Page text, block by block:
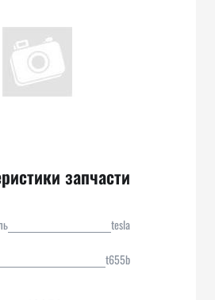
запчасти
tesla
t655b